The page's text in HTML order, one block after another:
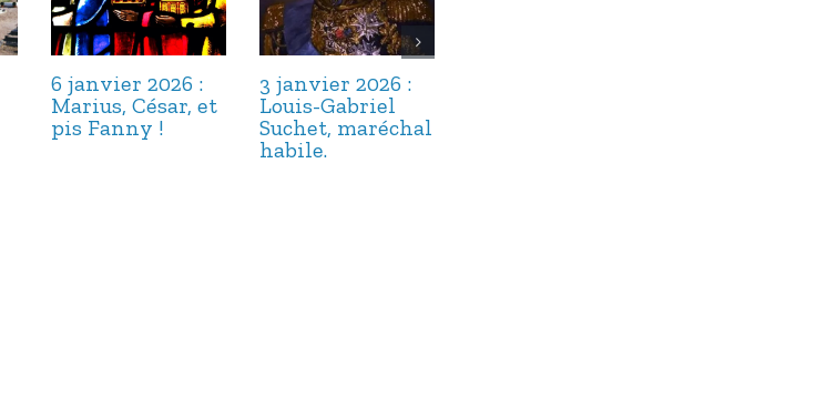
6 janvier 2026 :
Marius, César, et
pis Fanny !
3 janvier 2026 :
Louis-Gabriel
Suchet, maréchal
habile.